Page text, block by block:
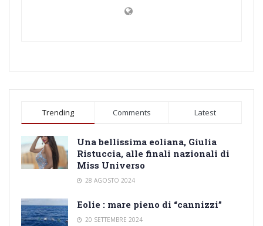
Trending Comments Latest
Una bellissima eoliana, Giulia
Ristuccia, alle finali nazionali di
Miss Universo
28 AGOSTO 2024
Eolie : mare pieno di “cannizzi”
20 SETTEMBRE 2024